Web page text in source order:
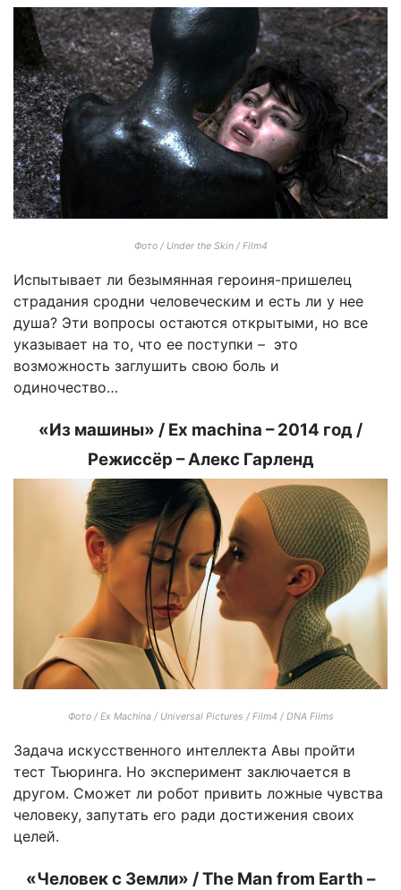
Фото / Under the Skin / Film4
Испытывает ли безымянная героиня-пришелец
страдания сродни человеческим и есть ли у нее
душа? Эти вопросы остаются открытыми, но все
указывает на то, что ее поступки – это
возможность заглушить свою боль и
одиночество…
«Из машины» / Ex machina – 2014 год /
Режиссёр – Алекс Гарленд
Фото / Ex Machina / Universal Pictures / Film4 / DNA Films
Задача искусственного интеллекта Авы пройти
тест Тьюринга. Но эксперимент заключается в
другом. Сможет ли робот привить ложные чувства
человеку, запутать его ради достижения своих
целей.
«Человек с Земли» / The Man from Earth –